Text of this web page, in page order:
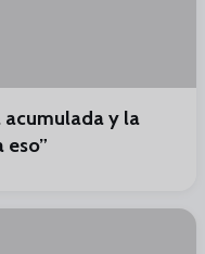
acumulada y la